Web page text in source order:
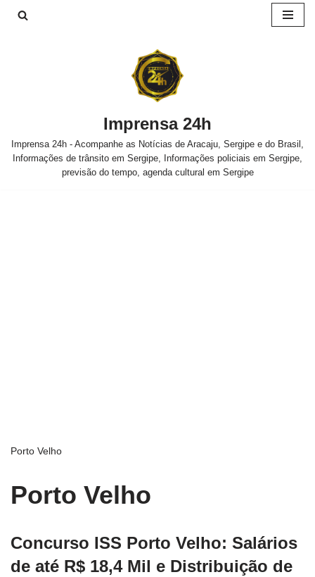
Imprensa 24h
Imprensa 24h - Acompanhe as Notícias de Aracaju, Sergipe e do Brasil,
Informações de trânsito em Sergipe, Informações policiais em Sergipe,
previsão do tempo, agenda cultural em Sergipe
Porto Velho
Porto Velho
Concurso ISS Porto Velho: Salários
de até R$ 18,4 Mil e Distribuição de